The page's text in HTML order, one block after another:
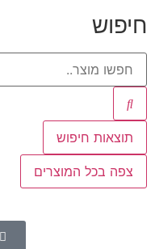
חיפוש
תוצאות חיפוש
צפה בכל המוצרים